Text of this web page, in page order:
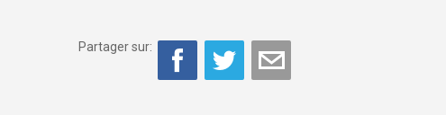
Partager sur: